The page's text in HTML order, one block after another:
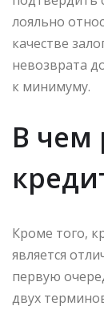
лояльно
качестве
невозврата
к минимуму.
В чем
Кроме того,
является
первую
двух